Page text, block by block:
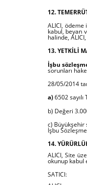
12.
ALICI, ödeme
kabul, beyan
halinde,
13. YETKİLİ
İşbu
sorunları
28/05/2014
a)6502
b) Değeri
c) Büyükşehir
İşbu
14.
ALICI, Site
okunup kabul
SATICI: